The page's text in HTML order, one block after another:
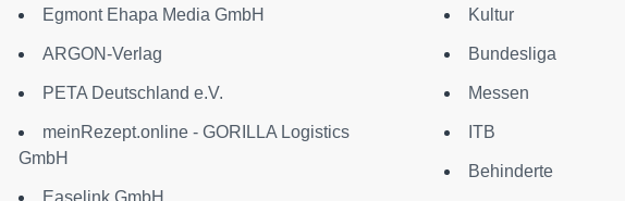
Egmont Ehapa Media GmbH
ARGON-Verlag
PETA Deutschland e.V.
meinRezept.online - GORILLA Logistics
GmbH
Easelink GmbH
Kultur
Bundesliga
Messen
ITB
Behinderte